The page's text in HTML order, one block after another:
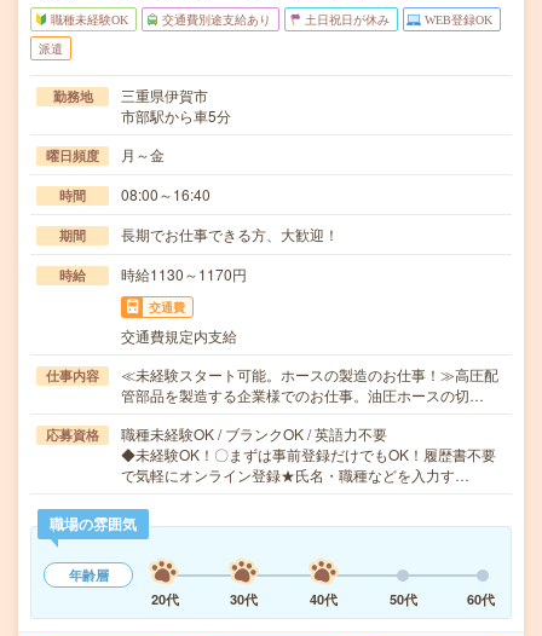
職種未経験OK 交通費別途支給あり 土日祝日が休み WEB登録OK
派遣
勤務地
三重県伊賀市
市部駅から車5分
曜日頻度 月～金
時間 08:00～16:40
期間 長期でお仕事できる方、大歓迎！
時給 時給1130～1170円
交通費
交通費規定内支給
仕事内容
≪未経験スタート可能。ホースの製造のお仕事！≫高圧配
管部品を製造する企業様でのお仕事。油圧ホースの切…
応募資格
職種未経験OK / ブランクOK / 英語力不要
◆未経験OK！〇まずは事前登録だけでもOK！履歴書不要
で気軽にオンライン登録★氏名・職種などを入力す…
職場の雰囲気
年齢層
20代
30代 40代 50代 60代